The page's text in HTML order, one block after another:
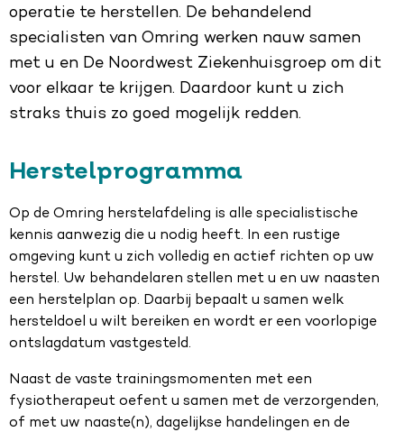
operatie te herstellen. De behandelend
specialisten van Omring werken nauw samen
met u en De Noordwest Ziekenhuisgroep om dit
voor elkaar te krijgen. Daardoor kunt u zich
straks thuis zo goed mogelijk redden.
Herstelprogramma
Op de Omring herstelafdeling is alle specialistische
kennis aanwezig die u nodig heeft. In een rustige
omgeving kunt u zich volledig en actief richten op uw
herstel. Uw behandelaren stellen met u en uw naasten
een herstelplan op. Daarbij bepaalt u samen welk
hersteldoel u wilt bereiken en wordt er een voorlopige
ontslagdatum vastgesteld.
Naast de vaste trainingsmomenten met een
fysiotherapeut oefent u samen met de verzorgenden,
of met uw naaste(n), dagelijkse handelingen en de